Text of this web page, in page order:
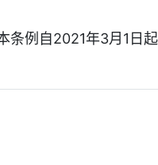
例自2021年3月1日